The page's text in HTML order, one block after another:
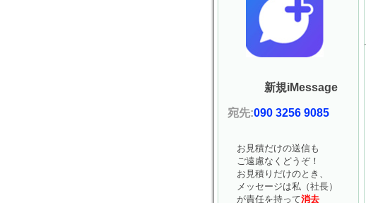
新規iMessage
宛先:090 3256 9085
お見積だけの送信も
ご遠慮なくどうぞ！
お見積りだけのとき、
メッセージは私（社長）
が責任を持って消去